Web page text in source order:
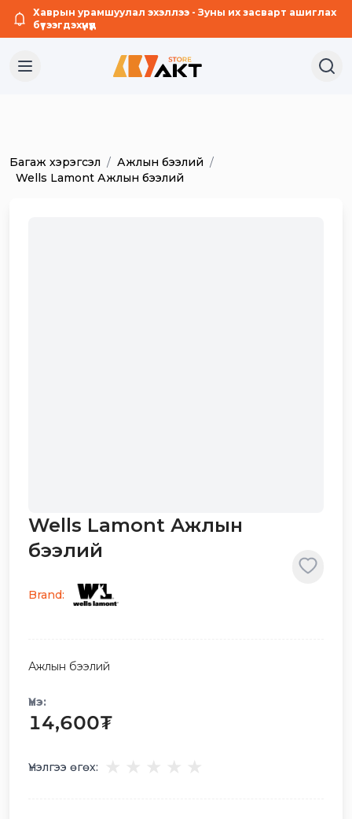
Хаврын урамшуулал эхэллээ - Зуны их засварт ашиглах
бүтээгдэхүүнүүд
Багаж хэрэгсэл / Ажлын бээлий /
Wells Lamont Ажлын бээлий
Wells Lamont Ажлын
бээлий
Brand:
Ажлын бээлий
Үнэ:
14,600₮
Үнэлгээ өгөх: